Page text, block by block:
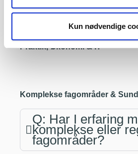
Kun nødvendige
Praktik, Økonomi & IT
Q: Kan jeres
ud internationalt?
Komplekse fagområder &
Q: Har I erfaring
komplekse eller
fagområder?